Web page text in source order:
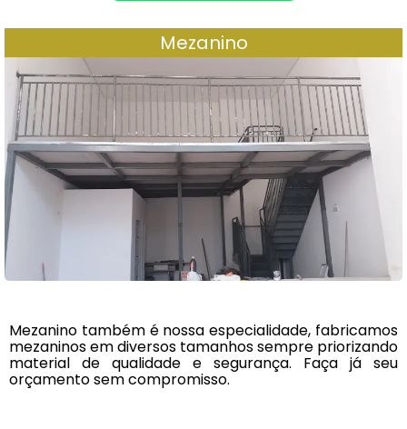
Mezanino
Mezanino também é nossa especialidade, fabricamos
mezaninos em diversos tamanhos sempre priorizando
material de qualidade e segurança. Faça já seu
orçamento sem compromisso.